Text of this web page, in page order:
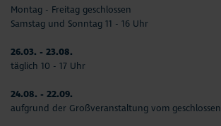
Montag - Freitag geschlossen
Samstag und Sonntag 11 - 16 Uhr
26.03. - 23.08.
täglich 10 - 17 Uhr
24.08. - 22.09.
aufgrund der Großveranstaltung vom geschlossen